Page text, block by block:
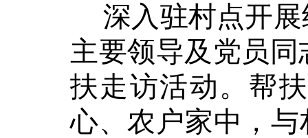
深入驻村点开
主要领导及党员
扶走访活动。帮
心、农户家中，